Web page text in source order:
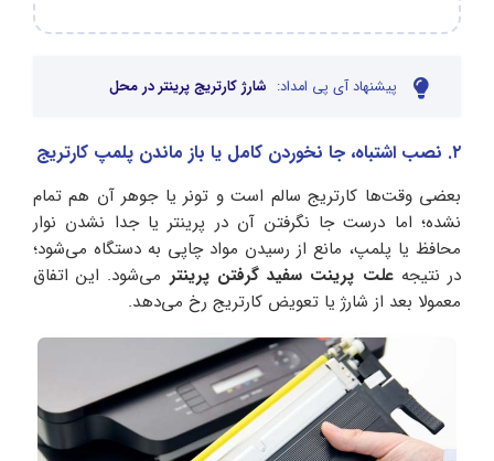
پیشنهاد آی پی امداد: شارژ کارتریج پرینتر در محل
۲. نصب اشتباه، جا نخوردن کامل یا باز ماندن پلمپ کارتریج
بعضی وقت‌ها کارتریج سالم است و تونر یا جوهر آن هم تمام
نشده؛ اما درست جا نگرفتن آن در پرینتر یا جدا نشدن نوار
محافظ یا پلمپ، مانع از رسیدن مواد چاپی به دستگاه می‌شود؛
در نتیجهعلت پرینت سفید گرفتن پرینتر می‌شود. این اتفاق
معمولا بعد از شارژ یا تعویض کارتریج رخ می‌دهد‌.